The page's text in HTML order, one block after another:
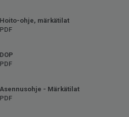
Hoito-ohje, märkätilat
PDF
DOP
PDF
Asennusohje - Märkätilat
PDF